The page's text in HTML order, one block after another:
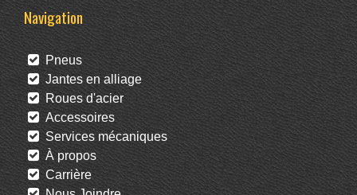
Navigation
Pneus
Jantes en alliage
Roues d'acier
Accessoires
Services mécaniques
À propos
Carrière